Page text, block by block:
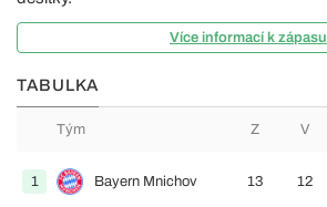
Více informací k zápasu
TABULKA
Tým Z V
1 Bayern Mnichov 13 12